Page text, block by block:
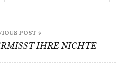
POST »
IHRE NICHTE